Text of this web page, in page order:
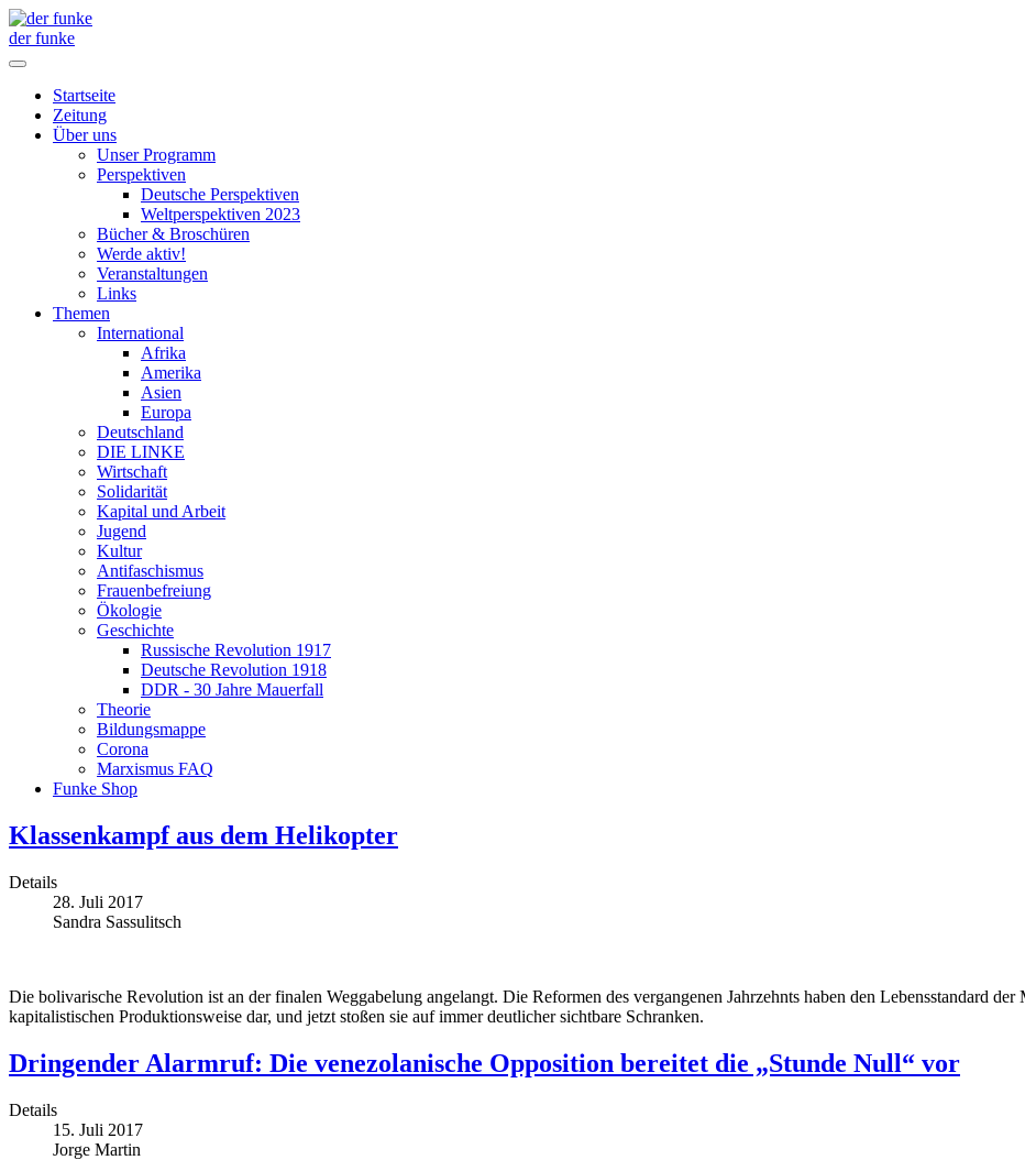
der funke
Startseite
Zeitung
Über uns
Unser Programm
Perspektiven
Deutsche Perspektiven
Weltperspektiven 2023
Bücher & Broschüren
Werde aktiv!
Veranstaltungen
Links
Themen
International
Afrika
Amerika
Asien
Europa
Deutschland
DIE LINKE
Wirtschaft
Solidarität
Kapital und Arbeit
Jugend
Kultur
Antifaschismus
Frauenbefreiung
Ökologie
Geschichte
Russische Revolution 1917
Deutsche Revolution 1918
DDR - 30 Jahre Mauerfall
Theorie
Bildungsmappe
Corona
Marxismus FAQ
Funke Shop
Klassenkampf aus dem Helikopter
Details
28. Juli 2017
Sandra Sassulitsch
Die bolivarische Revolution ist an der finalen Weggabelung angelangt. Die Reformen des vergangenen Jahrzehnts haben den Lebensstandard
kapitalistischen Produktionsweise dar, und jetzt stoßen sie auf immer deutlicher sichtbare Schranken.
Dringender Alarmruf: Die venezolanische Opposition bereitet die „Stunde Null“ vor
Details
15. Juli 2017
Jorge Martin